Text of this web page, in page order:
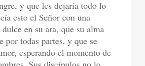
y que les dejaría todo lo
esto el Señor con una
en su ara, que su alma
por todas partes, y que se
esperando el momento de